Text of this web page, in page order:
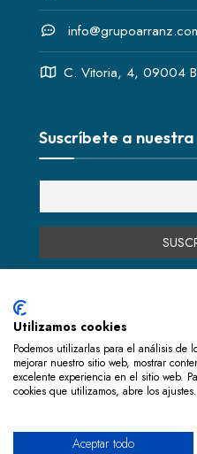
C. Vitoria, 4, 09004
Suscríbete a
Financiado por la Unión
Más de 10
Utilizamos cookies
Podemos utilizarlas para el análisis de
mejorar nuestro sitio web, mostrar
excelente experiencia en el sitio web.
cookies que utilizamos, abre los ajustes.
Aceptar todo